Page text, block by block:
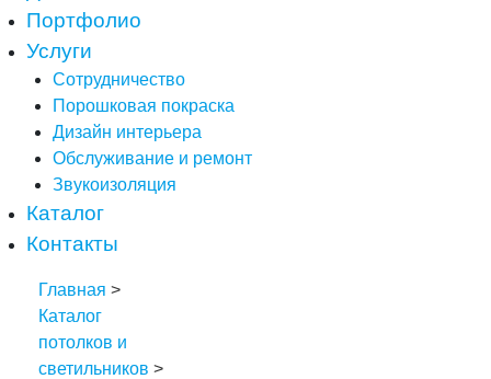
Портфолио
Услуги
Сотрудничество
Порошковая покраска
Дизайн интерьера
Обслуживание и ремонт
Звукоизоляция
Каталог
Контакты
Главная >
Каталог
потолков и
светильников >